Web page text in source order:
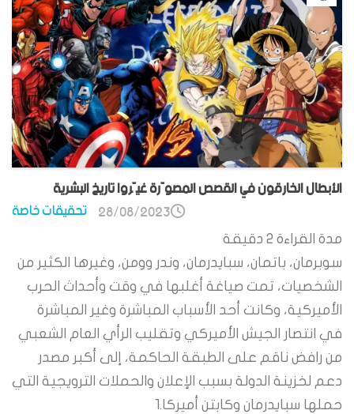
الأبطال الخارقون في القصص المصوّرة غيّروا تاريخ البشرية
تحقيقات خاصة 28/08/2023
مدة القراءة 2 دقيقة
سوبرمان، باتمان، سبايدرمان، وندر وومن، وغيرها الكثير من
الشخصيات، تمت صياغة أغلبها في وقت وأحداث الحرب
الأميركية، وكانت أحد الأسباب المباشرة وغير المباشرة
في انتصار الجيش الأميركي وتقليب الرأي العام الشعبي
من رافض ناقم على الطبقة الحاكمة، إلى أكبر مصدر
دعم لخزينة الدولة بسبب الإعلان والحملات الترويجية التي
حملها سبايدرمان وكابتن أميركا.1